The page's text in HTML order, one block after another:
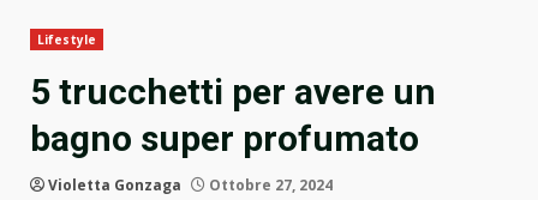
Lifestyle
5 trucchetti per avere un
bagno super profumato
Violetta Gonzaga Ottobre 27, 2024